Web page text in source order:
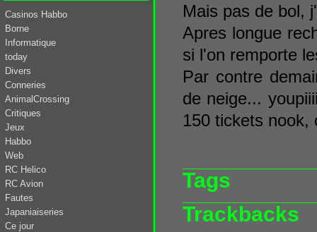
Mais pas de bol,
Apres longue
si l'on remporte
Par contre
de neige...
150 tickets nook,
Tags
Trackbacks
Casinos Habbo
Borne
Informatique
today
Divers
Conneries
AnimalCrossing
Critiques
Jeux
Habbo
Web
RC Helico
RC Avion
Fautes
Japaniaiseries
Ce jour